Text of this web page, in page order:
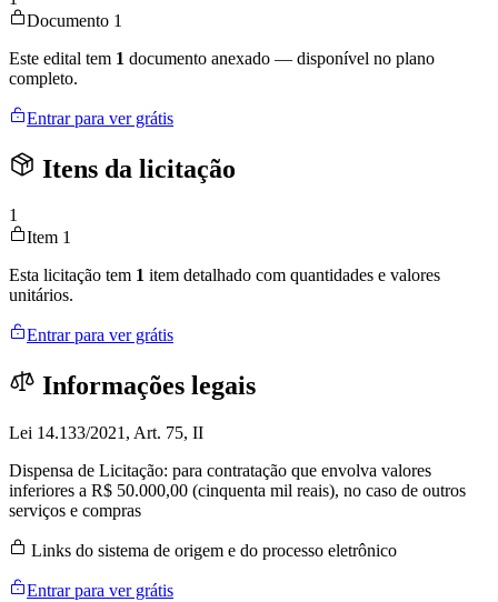
Documento 1
Este edital tem 1 documento anexado — disponível no plano
completo.
Entrar para ver grátis
Itens da licitação
1
Item 1
Esta licitação tem 1 item detalhado com quantidades e valores
unitários.
Entrar para ver grátis
Informações legais
Lei 14.133/2021, Art. 75, II
Dispensa de Licitação: para contratação que envolva valores
inferiores a R$ 50.000,00 (cinquenta mil reais), no caso de outros
serviços e compras
Links do sistema de origem e do processo eletrônico
Entrar para ver grátis